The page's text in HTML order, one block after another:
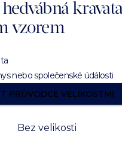
vzorem
nebo společenské údálosti
PRŮVODCE VELIKOSTMI
Bez velikosti